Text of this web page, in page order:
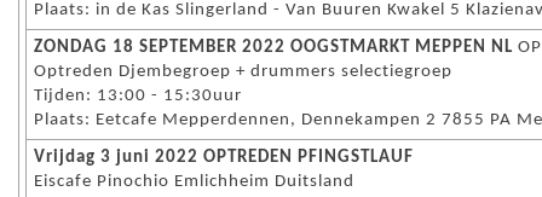
Plaats: in de Kas Slingerland - Van Buuren Kwakel 5
ZONDAG 18 SEPTEMBER 2022 OOGSTMARKT MEPPEN NL
Optreden Djembegroep + drummers selectiegroep
Tijden: 13:00 - 15:30uur
Plaats: Eetcafe Mepperdennen, Dennekampen 2 7855 PA
Vrijdag 3 juni 2022 OPTREDEN PFINGSTLAUF
Eiscafe Pinochio Emlichheim Duitsland